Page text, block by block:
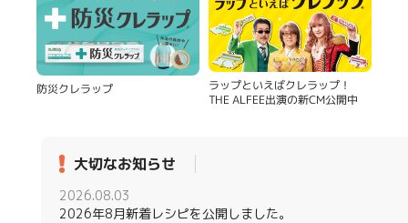
防災クレラップ ラップといえばクレラップ！
THE ALFEE出演の新CM公開中
大切なお知らせ
2026.08.03
2026年8月新着レシピを公開しました。